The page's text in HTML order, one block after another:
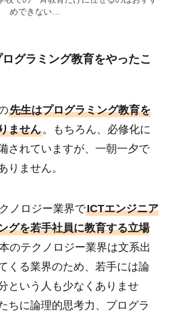
めできない…
グラミング教育をやったこ
先生はプログラミング教育を
ません。もちろん、必修化に
されていますが、一朝一夕で
りません。
ノロジー業界でICTエンジニア
グを若手社員に教育する立場
のテクノロジー業界は文系出
くる業界のため、若手には論
という人も少なくありませ
ちに論理的思考力、プログラ